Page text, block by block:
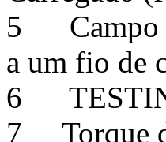
5 Campo
a um fio de
6
7 Torque